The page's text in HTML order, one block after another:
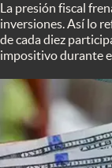
Infotechnology
Clase
Clima
Mundial 2026
Eventos Corporativos
La presión fiscal
inversiones. Así lo
de cada diez
impositivo durante